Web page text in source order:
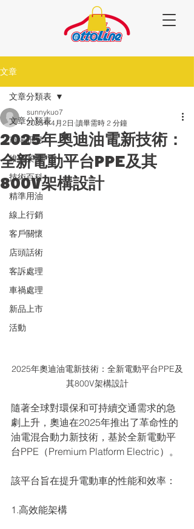
文章
文章分類表
市場訊息
維修案例
技術百科
精準用油
線上行銷
客戶關懷
店頭話術
客訴處理
車禍處理
新品上市
活動
文章分類表
2025年奧迪油電新技術：
全新電動平台PPE及其
800V架構設計
sunnykuo7
2025年4月2日 讀畢需時 2 分鐘
2025年奧迪油電新技術：全新電動平台PPE及
其800V架構設計
隨著全球對環保和可持續交通需求的急
劇上升，奧迪在2025年推出了革命性的
油電混合動力新技術，基於全新電動平
台PPE（Premium Platform Electric）。
該平台旨在提升電動車的性能和效率：
1.高效能架構